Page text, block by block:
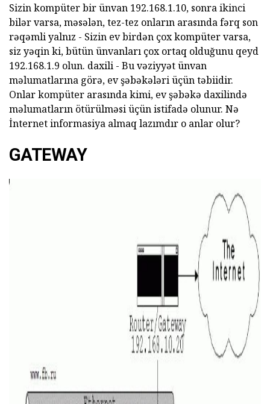
Sizin kompüter bir ünvan 192.168.1.10, sonra ikinci
bilər varsa, məsələn, tez-tez onların arasında fərq son
rəqəmli yalnız - Sizin ev birdən çox kompüter varsa,
siz yəqin ki, bütün ünvanları çox ortaq olduğunu qeyd
192.168.1.9 olun. daxili - Bu vəziyyət ünvan
məlumatlarına görə, ev şəbəkələri üçün təbiidir.
Onlar kompüter arasında kimi, ev şəbəkə daxilində
məlumatların ötürülməsi üçün istifadə olunur. Nə
İnternet informasiya almaq lazımdır o anlar olur?
GATEWAY